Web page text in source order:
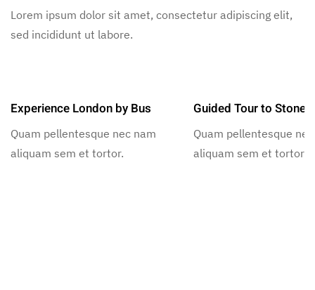
Lorem ipsum dolor sit amet, consectetur adipiscing elit,
sed incididunt ut labore.
Experience London by Bus
Quam pellentesque nec nam
aliquam sem et tortor.
Guided Tour to
Quam pellentesque
aliquam sem et tortor.